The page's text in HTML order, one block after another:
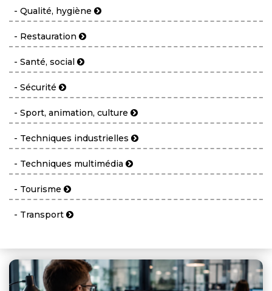
- Qualité, hygiène
- Restauration
- Santé, social
- Sécurité
- Sport, animation, culture
- Techniques industrielles
- Techniques multimédia
- Tourisme
- Transport